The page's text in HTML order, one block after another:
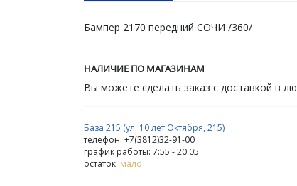
Бампер 2170 передний СОЧИ /360/
НАЛИЧИЕ ПО МАГАЗИНАМ
Вы можете сделать заказ с доставкой в
База 215 (ул. 10 лет Октября, 215)
телефон: +7(3812)32-91-00
график работы: 7:55 - 20:05
остаток: мало